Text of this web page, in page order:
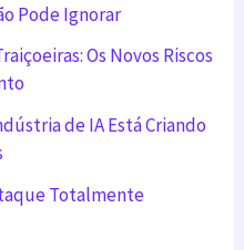
Pode Ignorar
Os Novos Riscos
de IA Está Criando
Totalmente